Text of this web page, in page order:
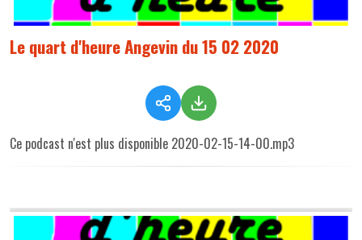
Le quart d'heure Angevin du 15 02 2020
Ce podcast n'est plus disponible 2020-02-15-14-00.mp3